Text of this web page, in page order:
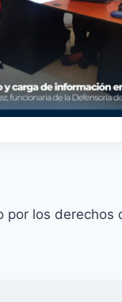
por los derechos